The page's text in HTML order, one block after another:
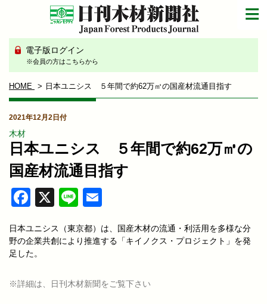
電子版ログイン
※会員の方はこちらから
HOME 日本ユニシス ５年間で約62万㎥の国産材流通目指す
2021年12月2日付
木材
日本ユニシス ５年間で約62万㎥の
国産材流通目指す
Facebook
X Line
日本ユニシス（東京都）は、国産木材の流通・利活用を多様な分
野の企業共創により推進する「キイノクス・プロジェクト」を発
足した。
※詳細は、日刊木材新聞をご覧下さい